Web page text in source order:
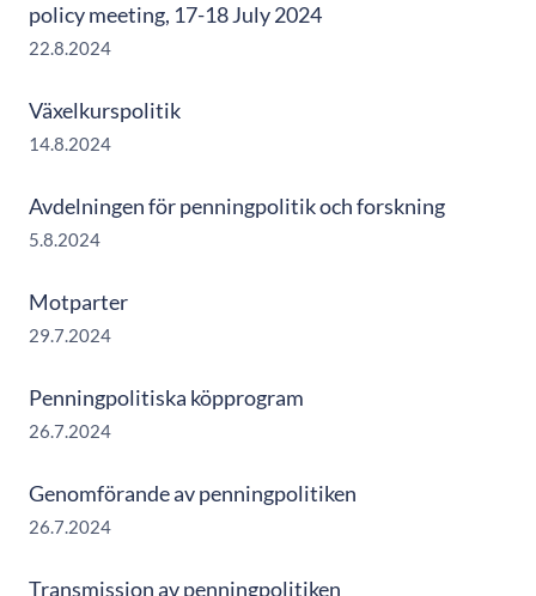
policy meeting, 17-18 July 2024
22.8.2024
Växelkurspolitik
14.8.2024
Avdelningen för penningpolitik och forskning
5.8.2024
Motparter
29.7.2024
Penningpolitiska köpprogram
26.7.2024
Genomförande av penningpolitiken
26.7.2024
Transmission av penningpolitiken